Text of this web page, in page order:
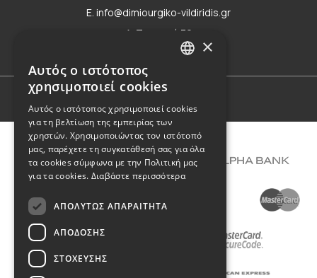
E. info@dimiourgiko-vildiridis.gr
Δ. Τσιμισκή 70
Φόρμα επικοινωνίας×
Αυτός ο ιστότοπος
χρησιμοποιεί cookies
Αυτός ο ιστότοπος χρησιμοποιεί cookies
για τη βελτίωση της εμπειρίας των
χρηστών. Χρησιμοποιώντας τον ιστότοπό
μας, παρέχετε τη συγκατάθεσή σας για όλα
τα cookies σύμφωνα με την Πολιτική μας
για τα cookies. Διαβάστε περισσότερα
ΑΠΟΛΎΤΩΣ ΑΠΑΡΑΊΤΗΤΑ
ΑΠΌΔΟΣΗΣ
ΣΤΌΧΕΥΣΗΣ